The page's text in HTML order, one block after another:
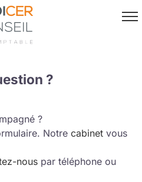
?
?
Notre cabinet vous
nous par téléphone ou